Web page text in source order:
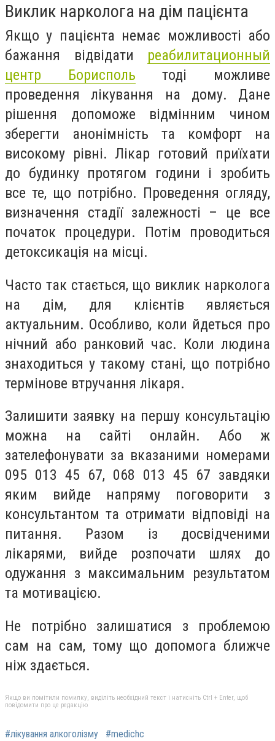
Виклик нарколога на дім пацієнта
Якщо у пацієнта немає можливості або
бажання відвідати реабилитационный
центр Борисполь тоді можливе
проведення лікування на дому. Дане
рішення допоможе відмінним чином
зберегти анонімність та комфорт на
високому рівні. Лікар готовий приїхати
до будинку протягом години і зробить
все те, що потрібно. Проведення огляду,
визначення стадії залежності – це все
початок процедури. Потім проводиться
детоксикація на місці.
Часто так стається, що виклик нарколога
на дім, для клієнтів являється
актуальним. Особливо, коли йдеться про
нічний або ранковий час. Коли людина
знаходиться у такому стані, що потрібно
термінове втручання лікаря.
Залишити заявку на першу консультацію
можна на сайті онлайн. Або ж
зателефонувати за вказаними номерами
095 013 45 67, 068 013 45 67 завдяки
яким вийде напряму поговорити з
консультантом та отримати відповіді на
питання. Разом із досвідченими
лікарями, вийде розпочати шлях до
одужання з максимальним результатом
та мотивацією.
Не потрібно залишатися з проблемою
сам на сам, тому що допомога ближче
ніж здається.
Якщо ви помітили помилку, виділіть необхідний текст і натисніть Ctrl + Enter, щоб
повідомити про це редакцію
#лікування алкоголізму #medichc